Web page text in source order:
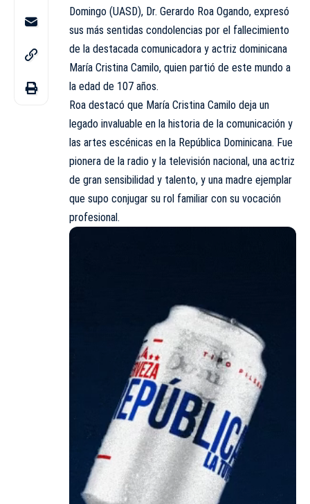
Domingo (UASD), Dr. Gerardo Roa Ogando, expresó
sus más sentidas condolencias por el fallecimiento
de la destacada comunicadora y actriz dominicana
María Cristina Camilo, quien partió de este mundo a
la edad de 107 años.
Roa destacó que María Cristina Camilo deja un
legado invaluable en la historia de la comunicación y
las artes escénicas en la República Dominicana. Fue
pionera de la radio y la televisión nacional, una actriz
de gran sensibilidad y talento, y una madre ejemplar
que supo conjugar su rol familiar con su vocación
profesional.